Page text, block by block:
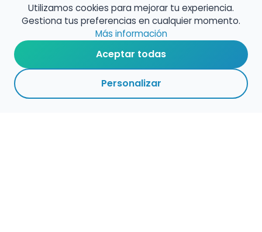
música en España
Configura alertas de empleo
Contacta con nosotros
Utilizamos cookies para mejorar tu experiencia.
Gestiona tus preferencias en cualquier momento.
Más información
Aceptar todas
Personalizar